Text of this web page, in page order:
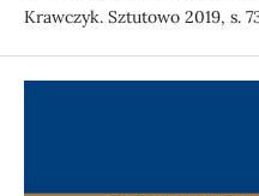
Krawczyk. Sztutowo 2019, s.